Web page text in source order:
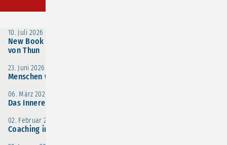
10. Juli 2026
New Book by Bernhard Poerksen and Friedemann Schulz
von Thun
23. Juni 2026
Menschen wirksam erreichen
06. März 2026
Das Innere Team für stimmige Entscheidungen
02. Februar 2026
Coaching in Zeiten von KI - sind wir austauschbar?